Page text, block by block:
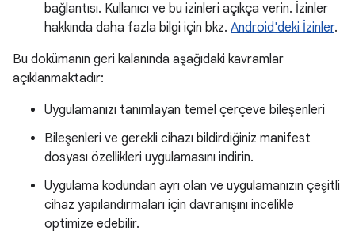
bağlantısı. Kullanıcı ve bu izinleri açıkça verin. İzinler
hakkında daha fazla bilgi için bkz. Android'deki İzinler.
Bu dokümanın geri kalanında aşağıdaki kavramlar
açıklanmaktadır:
Uygulamanızı tanımlayan temel çerçeve bileşenleri
Bileşenleri ve gerekli cihazı bildirdiğiniz manifest
dosyası özellikleri uygulamasını indirin.
Uygulama kodundan ayrı olan ve uygulamanızın çeşitli
cihaz yapılandırmaları için davranışını incelikle
optimize edebilir.